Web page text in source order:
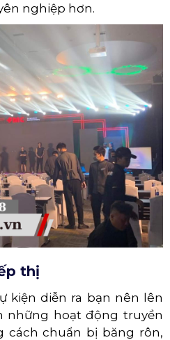
nghiệp hơn.
thị
kiện diễn ra bạn nên lên
những hoạt động truyền
cách chuẩn bị băng rôn,